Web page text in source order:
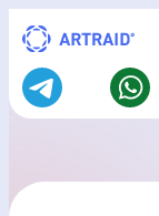
Перейти
содержимому